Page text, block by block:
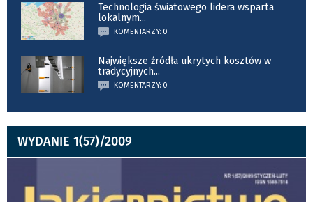
Technologia światowego lidera wsparta
lokalnym...
KOMENTARZY: 0
Największe źródła ukrytych kosztów w
tradycyjnych...
KOMENTARZY: 0
WYDANIE 1(57)/2009